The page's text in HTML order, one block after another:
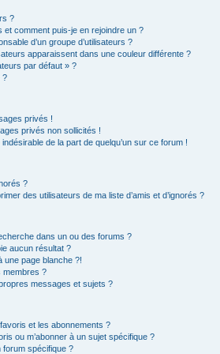
?
et comment puis-je en rejoindre un ?
d’un groupe d’utilisateurs ?
apparaissent dans une couleur différente ?
par défaut » ?
?
privés !
privés non sollicités !
de la part de quelqu’un sur ce forum !
?
des utilisateurs de ma liste d’amis et d’ignorés ?
dans un ou des forums ?
aucun résultat ?
une page blanche ?!
membres ?
messages et sujets ?
et les abonnements ?
ou m’abonner à un sujet spécifique ?
forum spécifique ?